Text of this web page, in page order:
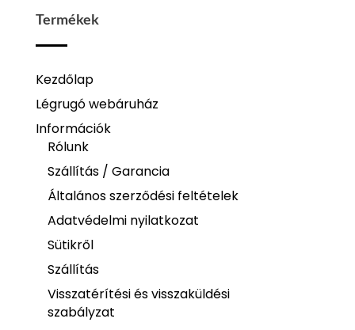
Termékek
Kezdőlap
Légrugó webáruház
Információk
Rólunk
Szállítás / Garancia
Általános szerződési feltételek
Adatvédelmi nyilatkozat
Sütikről
Szállítás
Visszatérítési és visszaküldési
szabályzat